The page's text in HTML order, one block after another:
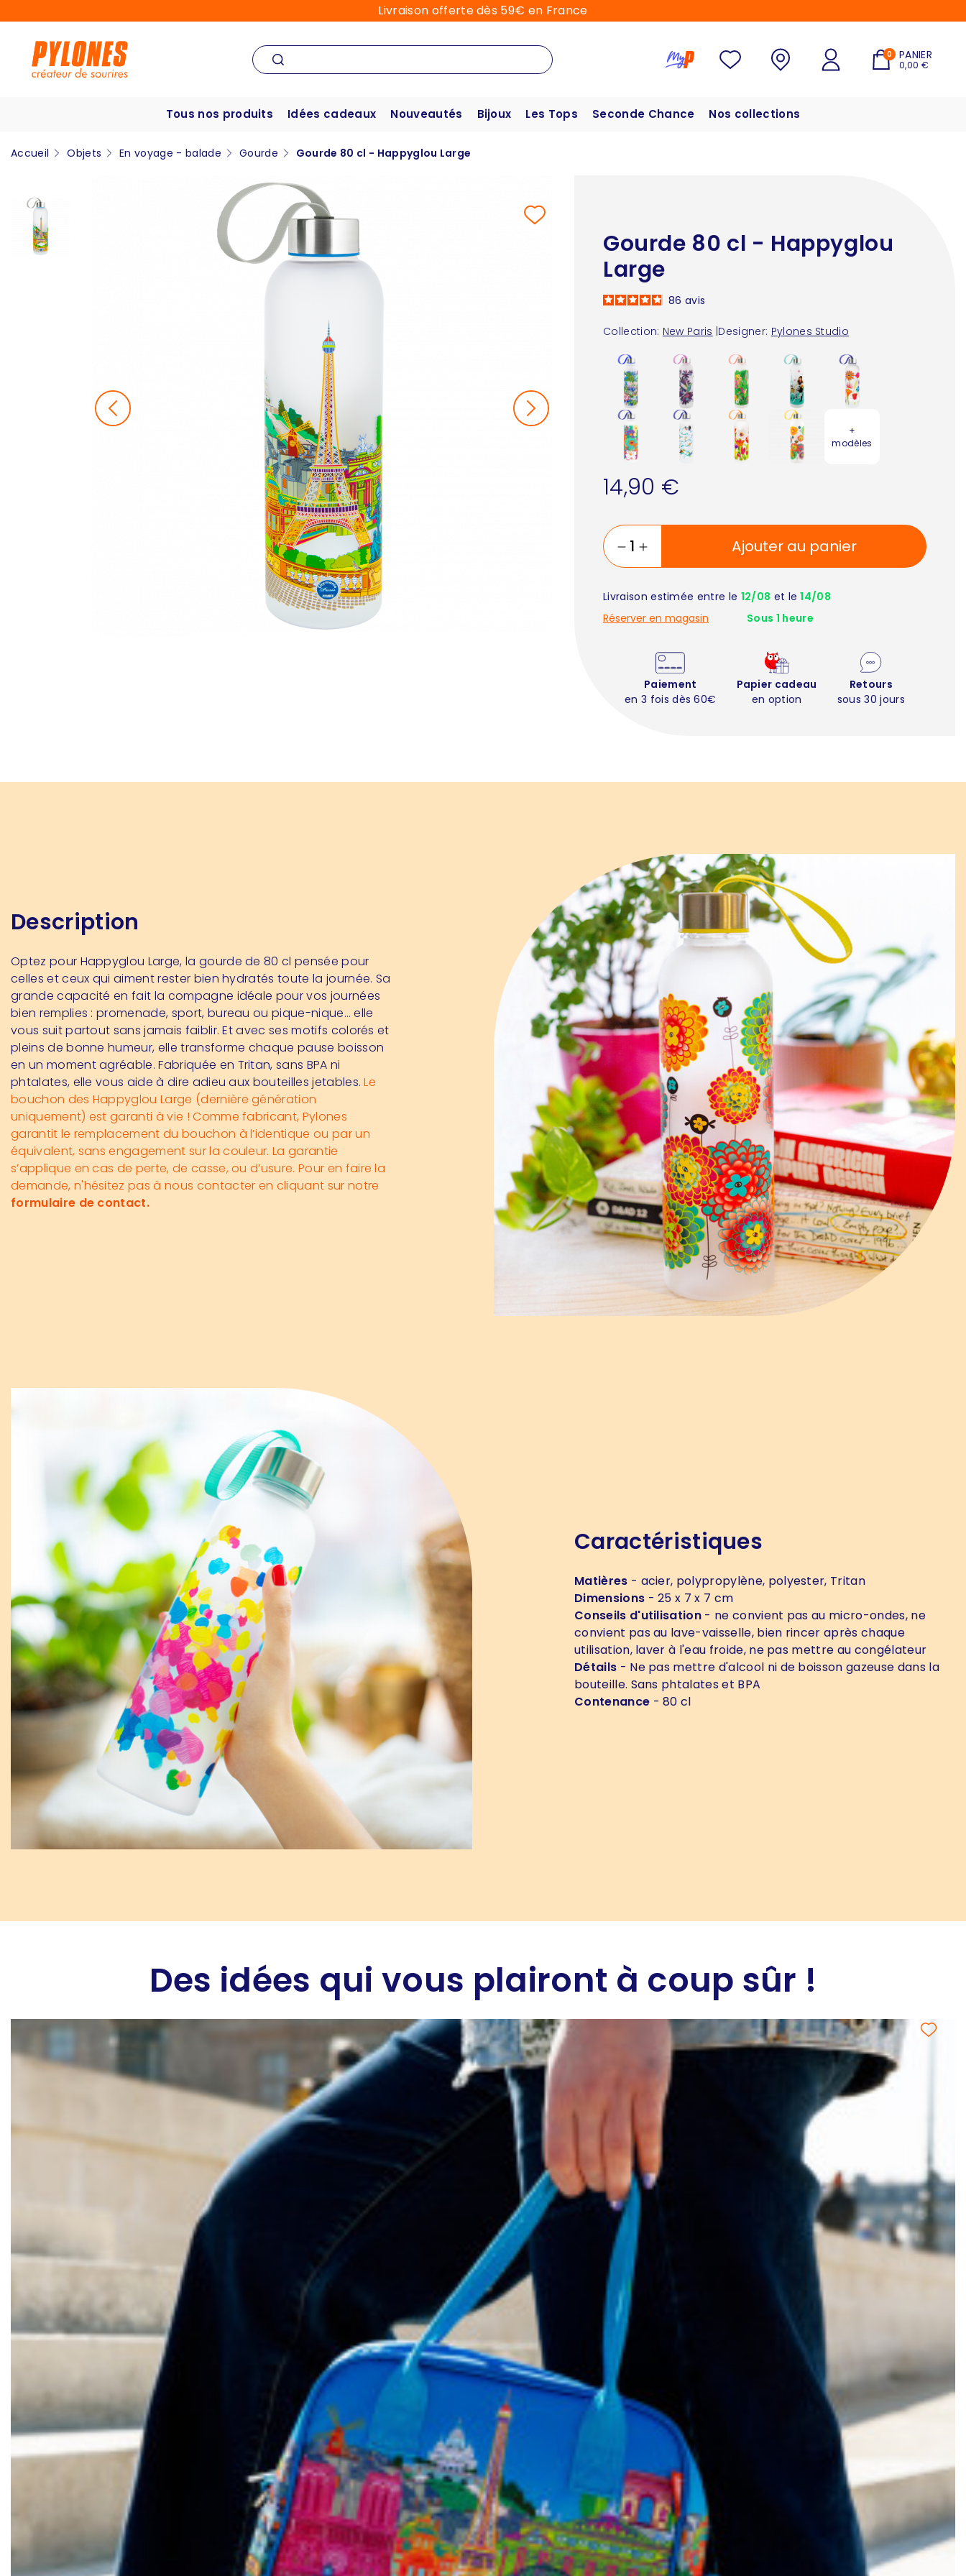
Livraison offerte dès 59€ en France
0 PANIER
0,00 €
Tous nos produits Idées cadeaux Nouveautés Bijoux Les Tops Seconde Chance Nos collections
Accueil Objets En voyage - balade Gourde Gourde 80 cl - Happyglou Large
Gourde 80 cl - Happyglou
Large
Collection: New Paris Designer: Pylones Studio
86 avis
+
modèles
14,90 €
Ajouter au panier
Livraison estimée entre le 12/08 et le14/08
Réserver en magasin
Sous 1 heure
Paiement
en 3 fois dès 60€
Papier cadeau
en option
Retours
sous 30 jours
Description
Optez pour Happyglou Large, la gourde de 80 cl pensée pour
celles et ceux qui aiment rester bien hydratés toute la journée. Sa
grande capacité en fait la compagne idéale pour vos journées
bien remplies : promenade, sport, bureau ou pique-nique… elle
vous suit partout sans jamais faiblir. Et avec ses motifs colorés et
pleins de bonne humeur, elle transforme chaque pause boisson
en un moment agréable. Fabriquée en Tritan, sans BPA ni
phtalates, elle vous aide à dire adieu aux bouteilles jetables. Le
bouchon des Happyglou Large (dernière génération
uniquement) est garanti à vie ! Comme fabricant, Pylones
garantit le remplacement du bouchon à l’identique ou par un
équivalent, sans engagement sur la couleur. La garantie
s’applique en cas de perte, de casse, ou d’usure. Pour en faire la
demande, n'hésitez pas à nous contacter en cliquant sur notre
formulaire de contact.
Caractéristiques
Matières - acier, polypropylène, polyester, Tritan
Dimensions - 25 x 7 x 7 cm
Conseils d'utilisation - ne convient pas au micro-ondes, ne
convient pas au lave-vaisselle, bien rincer après chaque
utilisation, laver à l'eau froide, ne pas mettre au congélateur
Détails - Ne pas mettre d'alcool ni de boisson gazeuse dans la
bouteille. Sans phtalates et BPA
Contenance - 80 cl
Des idées qui vous plairont à coup sûr !